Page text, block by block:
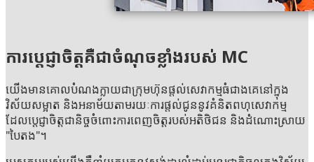
ការប្តេជ្ញាចិត្ត​គឺ​ជា​ចំណុច​ខ្លាំងរបស់ MC
យើង​មាន​គោល​បំណង​​ក្លាយ​ជា​ក្រុមហ៊ុន​ផ្តល់​សេវាក​ម្ម​ធំ​ជាង​គេ​នៅ​ក្នុង​
វិស័យសម្អាត និង​អនាម័យតាមរយៈ​ការ​ផ្តល់​ជូន​នូវ​គំនិត​ពហុ​សេវាកម្ម​
ដែល​ប្តេជ្ញាចិត្ត​ជានិច្ច​ចំពោះ​ការ​ពេញ​ចិត្ត​របស់​អតិថិជន និង​ដំណោះ​ស្រាយ
"បៃតង"។